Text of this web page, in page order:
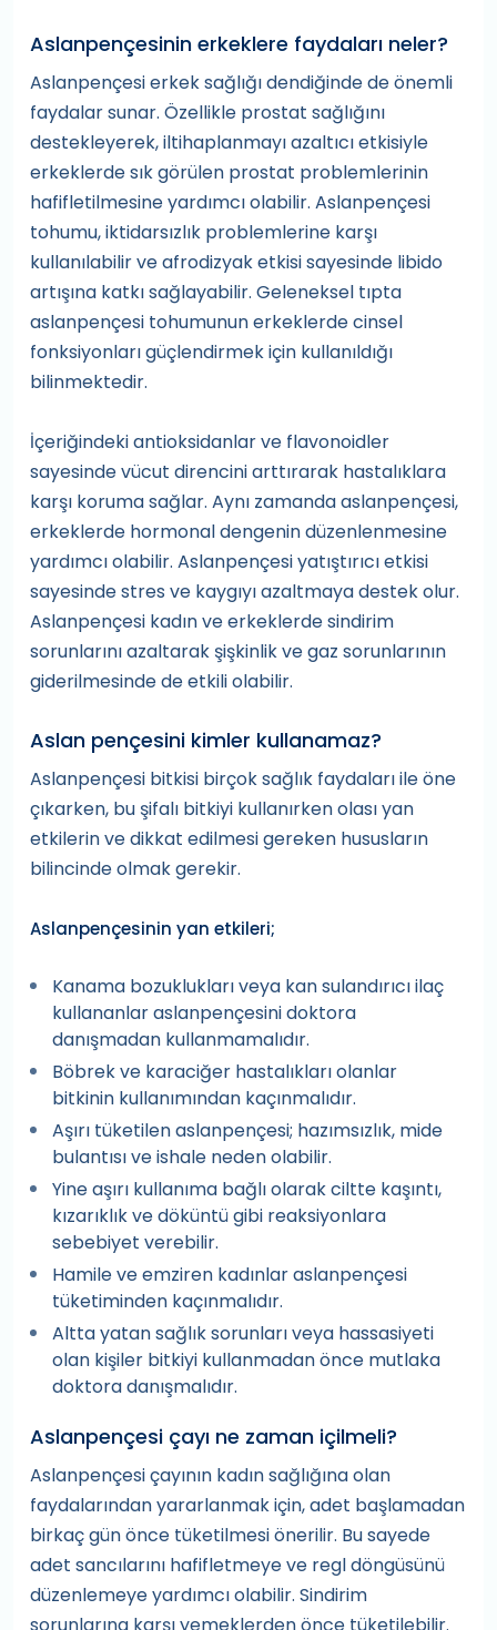
Aslanpençesinin erkeklere faydaları neler?
Aslanpençesi erkek sağlığı dendiğinde de önemli
faydalar sunar. Özellikle prostat sağlığını
destekleyerek, iltihaplanmayı azaltıcı etkisiyle
erkeklerde sık görülen prostat problemlerinin
hafifletilmesine yardımcı olabilir. Aslanpençesi
tohumu, iktidarsızlık problemlerine karşı
kullanılabilir ve afrodizyak etkisi sayesinde libido
artışına katkı sağlayabilir. Geleneksel tıpta
aslanpençesi tohumunun erkeklerde cinsel
fonksiyonları güçlendirmek için kullanıldığı
bilinmektedir.
İçeriğindeki antioksidanlar ve flavonoidler
sayesinde vücut direncini arttırarak hastalıklara
karşı koruma sağlar. Aynı zamanda aslanpençesi,
erkeklerde hormonal dengenin düzenlenmesine
yardımcı olabilir. Aslanpençesi yatıştırıcı etkisi
sayesinde stres ve kaygıyı azaltmaya destek olur.
Aslanpençesi kadın ve erkeklerde sindirim
sorunlarını azaltarak şişkinlik ve gaz sorunlarının
giderilmesinde de etkili olabilir.
Aslan pençesini kimler kullanamaz?
Aslanpençesi bitkisi birçok sağlık faydaları ile öne
çıkarken, bu şifalı bitkiyi kullanırken olası yan
etkilerin ve dikkat edilmesi gereken hususların
bilincinde olmak gerekir.
Aslanpençesinin yan etkileri;
Kanama bozuklukları veya kan sulandırıcı ilaç
kullananlar aslanpençesini doktora
danışmadan kullanmamalıdır.
Böbrek ve karaciğer hastalıkları olanlar
bitkinin kullanımından kaçınmalıdır.
Aşırı tüketilen aslanpençesi; hazımsızlık, mide
bulantısı ve ishale neden olabilir.
Yine aşırı kullanıma bağlı olarak ciltte kaşıntı,
kızarıklık ve döküntü gibi reaksiyonlara
sebebiyet verebilir.
Hamile ve emziren kadınlar aslanpençesi
tüketiminden kaçınmalıdır.
Altta yatan sağlık sorunları veya hassasiyeti
olan kişiler bitkiyi kullanmadan önce mutlaka
doktora danışmalıdır.
Aslanpençesi çayı ne zaman içilmeli?
Aslanpençesi çayının kadın sağlığına olan
faydalarından yararlanmak için, adet başlamadan
birkaç gün önce tüketilmesi önerilir. Bu sayede
adet sancılarını hafifletmeye ve regl döngüsünü
düzenlemeye yardımcı olabilir. Sindirim